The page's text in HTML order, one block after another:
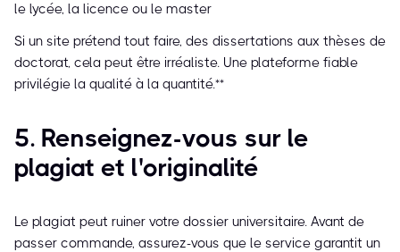
le lycée, la licence ou le master
Si un site prétend tout faire, des dissertations aux thèses de
doctorat, cela peut être irréaliste. Une plateforme fiable
privilégie la qualité à la quantité.**
5. Renseignez-vous sur le
plagiat et l'originalité
Le plagiat peut ruiner votre dossier universitaire. Avant de
passer commande, assurez-vous que le service garantit un